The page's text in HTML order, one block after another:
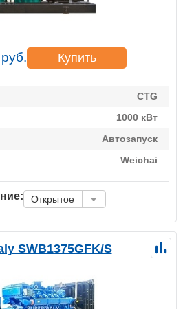
руб. Купить
CTG
1000 кВт
Автозапуск
Weichai
Открытое
SWB1375GFK/S